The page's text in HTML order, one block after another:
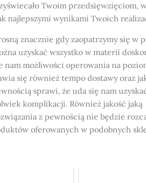
Twoim przedsięwzięciom,
najlepszymi wynikami Twoich
znacznie gdy zaopatrzymy się w
uzyskać wszystko w materii
możliwości operowania na
się również tempo dostawy oraz
sprawi, że uda się nam
komplikacji. Również jakość jaką
z pewnością nie będzie
oferowanych w podobnych